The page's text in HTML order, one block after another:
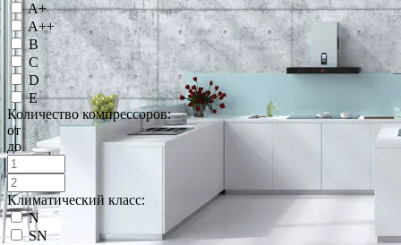
A+
A++
B
C
D
E
Количество компрессоров:
от
до
Климатический класс:
N
SN